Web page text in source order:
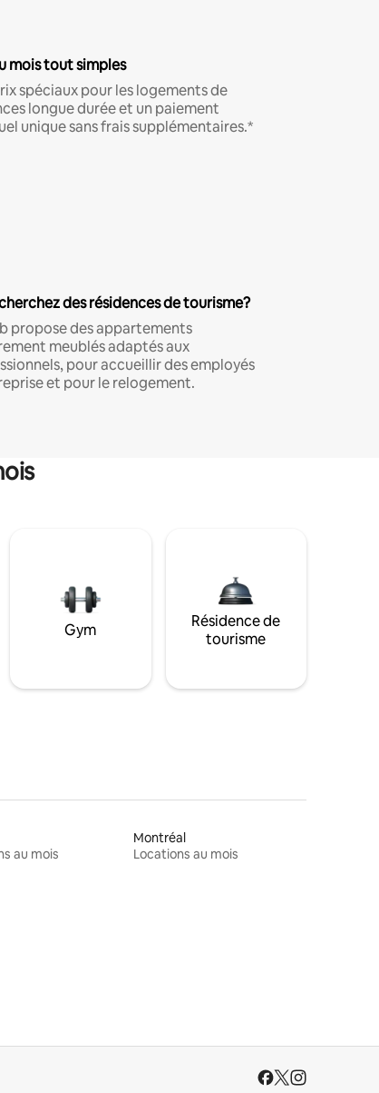
mois tout simples
spéciaux pour les logements de
longue durée et un paiement
unique sans frais supplémentaires.*
des résidences de tourisme?
propose des appartements
meublés adaptés aux
pour accueillir des employés
et pour le relogement.
Gym
Résidence de
tourisme
au mois
Montréal
Locations au mois